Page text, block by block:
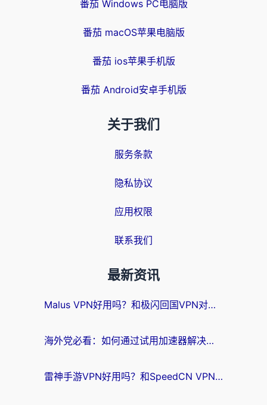
番茄 Windows PC电脑版
番茄 macOS苹果电脑版
番茄 ios苹果手机版
番茄 Android安卓手机版
关于我们
服务条款
隐私协议
应用权限
联系我们
最新资讯
Malus VPN好用吗？和极闪回国VPN对比哪个回国效果更好？海外党亲测3款加速器+避坑指南
海外党必看：如何通过试用加速器解决国内APP地区限制？附2026最新对比测评
雷神手游VPN好用吗？和SpeedCN VPN对比哪个回国效果更好？海外党亲测3款加速器+避坑指南